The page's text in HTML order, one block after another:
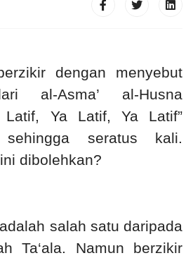
dengan menyebut
al-Asma’ al-Husna
Latif, Ya Latif, Ya Latif”
sehingga seratus kali.
dibolehkan?
salah satu daripada
Ta‘ala. Namun berzikir